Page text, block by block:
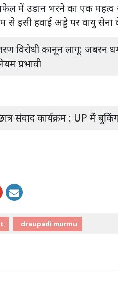
राफेल में उडान भरने का एक
से इसी हवाई अड्डे पर वायु
विरोधी कानून लागू:
प्रभावी
संवाद कार्यक्रम : UP में
draupadi murmu